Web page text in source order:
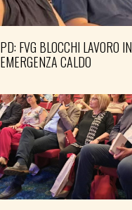
PD: FVG BLOCCHI LAVORO IN
EMERGENZA CALDO